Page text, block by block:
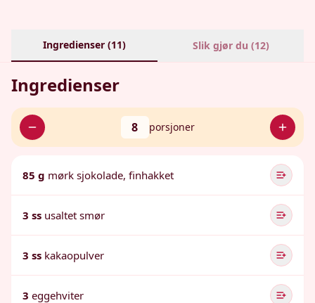
Ingredienser (11) Slik gjør du (12)
Ingredienser
8 porsjoner
85 g mørk sjokolade, finhakket
3 ss usaltet smør
3 ss kakaopulver
3 eggehviter